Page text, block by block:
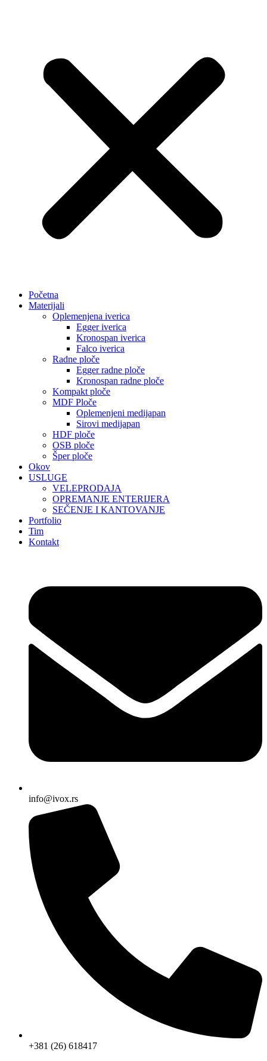
Početna
Materijali
Oplemenjena iverica
Egger iverica
Kronospan iverica
Falco iverica
Radne ploče
Egger radne ploče
Kronospan radne ploče
Kompakt ploče
MDF Ploče
Oplemenjeni medijapan
Sirovi medijapan
HDF ploče
OSB ploče
Šper ploče
Okov
USLUGE
VELEPRODAJA
OPREMANJE ENTERIJERA
SEČENJE I KANTOVANJE
Portfolio
Tim
Kontakt
info@ivox.rs
+381 (26) 618417